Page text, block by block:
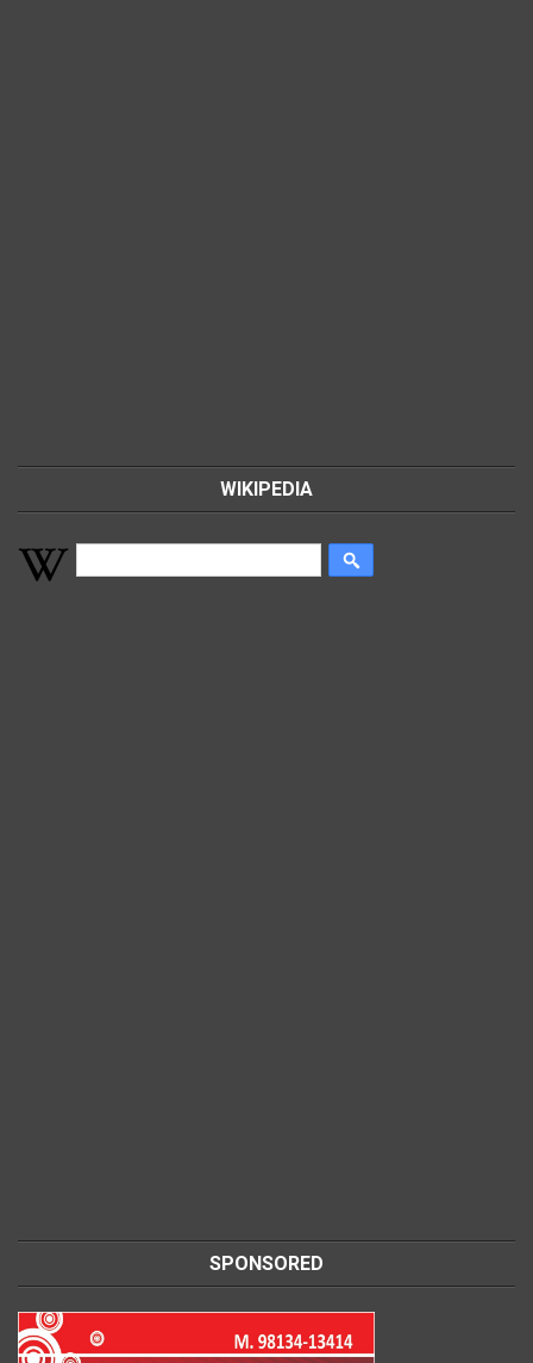
WIKIPEDIA
SPONSORED